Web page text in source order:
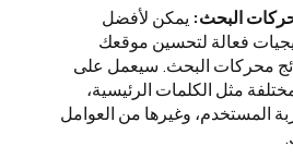
البحث: يمكن لأفضل
فعالة لتحسين موقعك
محركات البحث. سيعمل على
مثل الكلمات الرئيسية،
المستخدم، وغيرها من العوامل